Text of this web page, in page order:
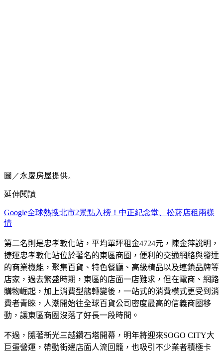
圖／永慶房屋提供。
延伸閱讀
Google全球熱搜北市2景點入榜！中正紀念堂、松菸店租兩樣
情
第二名則是忠孝敦化站，平均單坪租金4724元， 陳金萍說明，
捷運忠孝敦化站位於著名的東區商圈，便利的交通網絡與發達
的商業機能，聚集百貨、特色餐廳、高級精品以及連鎖品牌等
店家，過去繁盛時期，東區的店面一店難求，但在電商、網路
購物崛起，加上消費型態轉變後，一站式的消費模式更受到消
費者青睞，人潮開始往全球百貨公司密度最高的信義商圈移
動，讓東區商圈沒落了好長一段時間。
不過，隨著新光三越鑽石塔開幕，明年將迎來SOGO CITY大
巨蛋營運，帶動街邊店面人流回籠，也吸引不少業者積極卡